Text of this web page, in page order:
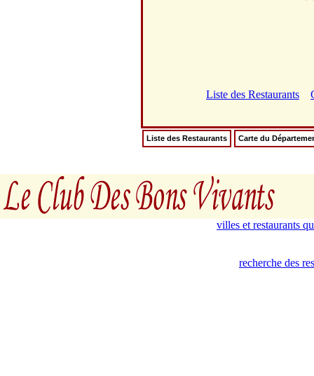
Liste des Restaurants
Liste des Restaurants Carte du
villes et restaurants
recherche des